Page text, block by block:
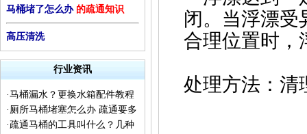
马桶堵了怎么办的疏通知识
高压清洗
行业资讯
·马桶漏水？更换水箱配件教程
来了
· 厕所马桶堵塞怎么办 疏通要多
少钱 下水道不下水冒水
·疏通马桶的工具叫什么？几种
闭。当浮漂受
合理位置时，
处理方法：清